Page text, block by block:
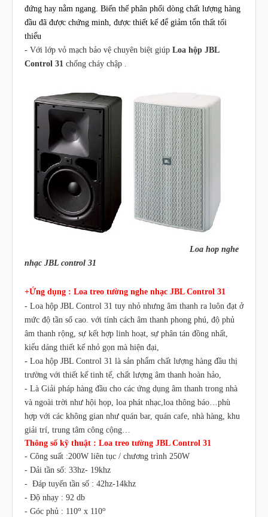
đứng hay nằm ngang. Biến thế phân phối dòng chất lượng hàng
đầu đã được chứng minh, được thiết kế để giảm tổn thất tối
thiểu
- Với lớp vỏ mạch bảo vệ chuyên biệt giúp Loa hộp JBL
Control 31 chống cháy chập .
Loa hop nghe
nhạc JBL control 31
+Ứng dụng : Loa treo tường nghe nhạc JBL Control 31
- Loa hộp JBL Control 31 tuy nhỏ nhưng âm thanh ra luôn đạt ở
mức độ tần số cao. với tính cách âm thanh phong phú, độ phủ
âm thanh rộng, sự kết hợp linh hoạt, sự phân tán đồng nhất,
kiểu dáng thiết kế nhỏ gọn mà hiện đại,
- Loa hộp JBL Control 31 là sản phẩm chất lượng hàng đầu thị
trường với thiết kế tinh tế, chất lượng âm thanh hoàn hảo,
- Là Giải pháp hàng đầu cho các ứng dụng âm thanh trong nhà
và ngoài trời như hội họp, loa phát nhạc,loa thông báo…phù
hợp với các không gian như quán bar, quán cafe, nhà hàng, khu
giải trí, trung tâm công cộng…
Thông số kỹ thuật : Loa treo tường JBL Control 31
- Công suất :200W liên tục / chương trình 250W
- Dải tần số: 33hz- 19khz
- Đáp tuyến tần số : 42hz-14khz
- Độ nhạy : 92 db
- Góc phủ : 110o x 110o